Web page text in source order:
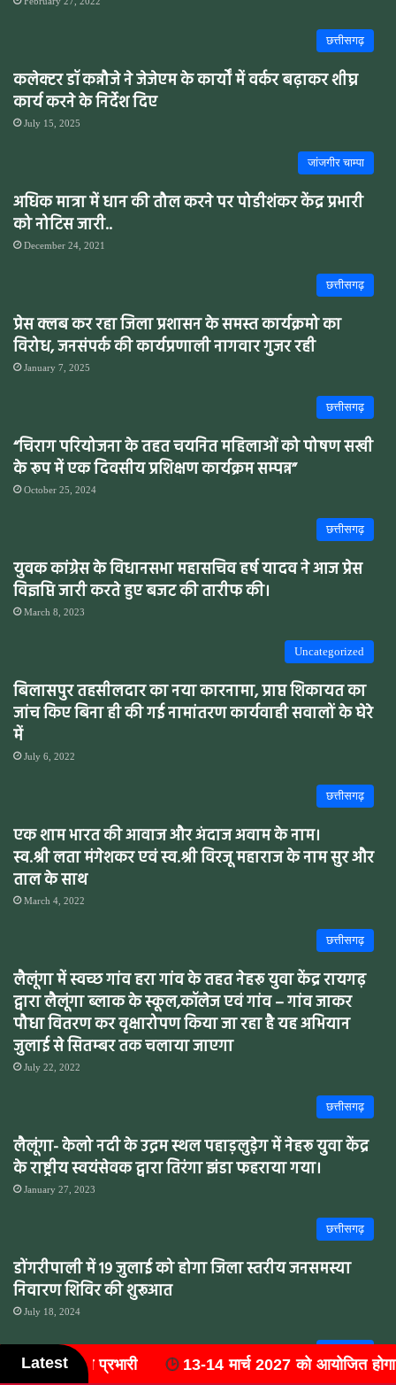
छत्तीसगढ़
कलेक्टर डॉ कन्नौजे ने जेजेएम के कार्यों में वर्कर बढ़ाकर शीघ्र
कार्य करने के निर्देश दिए
July 15, 2025
जांजगीर चाम्पा
अधिक मात्रा में धान की तौल करने पर पोडीशंकर केंद्र प्रभारी
को नोटिस जारी..
December 24, 2021
छत्तीसगढ़
प्रेस क्लब कर रहा जिला प्रशासन के समस्त कार्यक्रमो का
विरोध, जनसंपर्क की कार्यप्रणाली नागवार गुजर रही
January 7, 2025
छत्तीसगढ़
“चिराग परियोजना के तहत चयनित महिलाओं को पोषण सखी
के रूप में एक दिवसीय प्रशिक्षण कार्यक्रम सम्पन्न”
October 25, 2024
छत्तीसगढ़
युवक कांग्रेस के विधानसभा महासचिव हर्ष यादव ने आज प्रेस
विज्ञप्ति जारी करते हुए बजट की तारीफ की।
March 8, 2023
Uncategorized
बिलासपुर तहसीलदार का नया कारनामा, प्राप्त शिकायत का
जांच किए बिना ही की गई नामांतरण कार्यवाही सवालों के घेरे
में
July 6, 2022
छत्तीसगढ़
एक शाम भारत की आवाज और अंदाज अवाम के नाम।
स्व.श्री लता मंगेशकर एवं स्व.श्री विरजू महाराज के नाम सुर और
ताल के साथ
March 4, 2022
छत्तीसगढ़
लैलूंगा में स्वच्छ गांव हरा गांव के तहत नेहरू युवा केंद्र रायगढ़
द्वारा लैलूंगा ब्लाक के स्कूल,कॉलेज एवं गांव – गांव जाकर
पौधा वितरण कर वृक्षारोपण किया जा रहा है यह अभियान
जुलाई से सितम्बर तक चलाया जाएगा
July 22, 2022
छत्तीसगढ़
लैलूंगा- केलो नदी के उद्गम स्थल पहाड़लुडे़ग में नेहरू युवा केंद्र
के राष्ट्रीय स्वयंसेवक द्वारा तिरंगा झंडा फहराया गया।
January 27, 2023
छत्तीसगढ़
डोंगरीपाली में 19 जुलाई को होगा जिला स्तरीय जनसमस्या
निवारण शिविर की शुरूआत
July 18, 2024
Latestहोगा 'राष्ट्रीय वैष्णव संयुक्त महासम्मेलन नौकरी